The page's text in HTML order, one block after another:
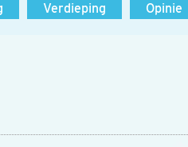
Verdieping Opinie